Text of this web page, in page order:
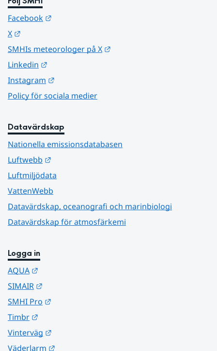
Facebook
X
SMHIs meteorologer på X
Linkedin
Instagram
Policy för sociala medier
Datavärdskap
Nationella emissionsdatabasen
Luftwebb
Luftmiljödata
VattenWebb
Datavärdskap, oceanografi och marinbiologi
Datavärdskap för atmosfärkemi
Logga in
AQUA
SIMAIR
SMHI Pro
Timbr
Vinterväg
Väderlarm